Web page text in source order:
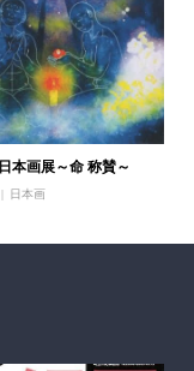
本画展～命 称賛～
日本画